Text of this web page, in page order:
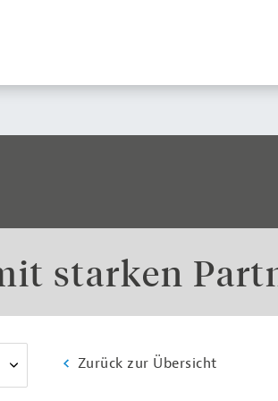
starken
Zurück zur Übersicht